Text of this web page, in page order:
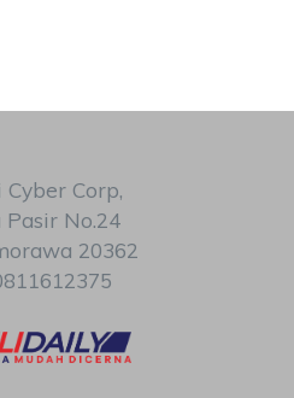
Cyber Corp,
Pasir No.24
20362